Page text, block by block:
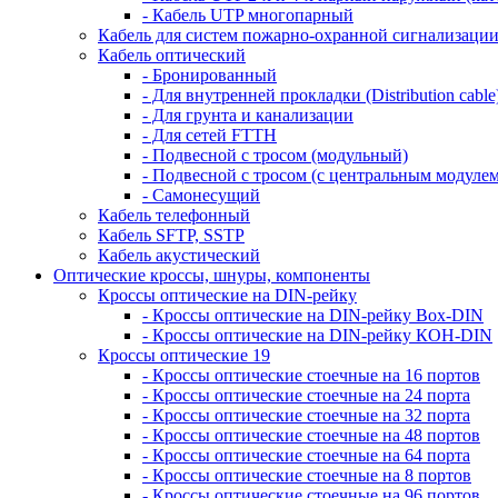
- Кабель UTP многопарный
Кабель для систем пожарно-охранной сигнализации
Кабель оптический
- Бронированный
- Для внутренней прокладки (Distribution
- Для грунта и канализации
- Для сетей FTTH
- Подвесной с тросом (модульный)
- Подвесной с тросом (с центральным
- Самонесущий
Кабель телефонный
Кабель SFTP, SSTP
Кабель акустический
Оптические кроссы, шнуры, компоненты
Кроссы оптические на DIN-рейку
- Кроссы оптические на DIN-рейку Box-DIN
- Кроссы оптические на DIN-рейку КОН-DIN
Кроссы оптические 19
- Кроссы оптические стоечные на 16 портов
- Кроссы оптические стоечные на 24 порта
- Кроссы оптические стоечные на 32 порта
- Кроссы оптические стоечные на 48 портов
- Кроссы оптические стоечные на 64 порта
- Кроссы оптические стоечные на 8 портов